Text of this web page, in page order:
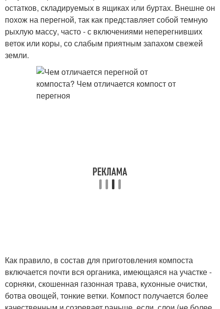
остатков, складируемых в ящиках или буртах. Внешне он
похож на перегной, так как представляет собой темную
рыхлую массу, часто - с включениями неперегнивших
веток или коры, со слабым приятным запахом свежей
земли.
Как правило, в состав для приготовления компоста
включается почти вся органика, имеющаяся на участке -
сорняки, скошенная газонная трава, кухонные очистки,
ботва овощей, тонкие ветки. Компост получается более